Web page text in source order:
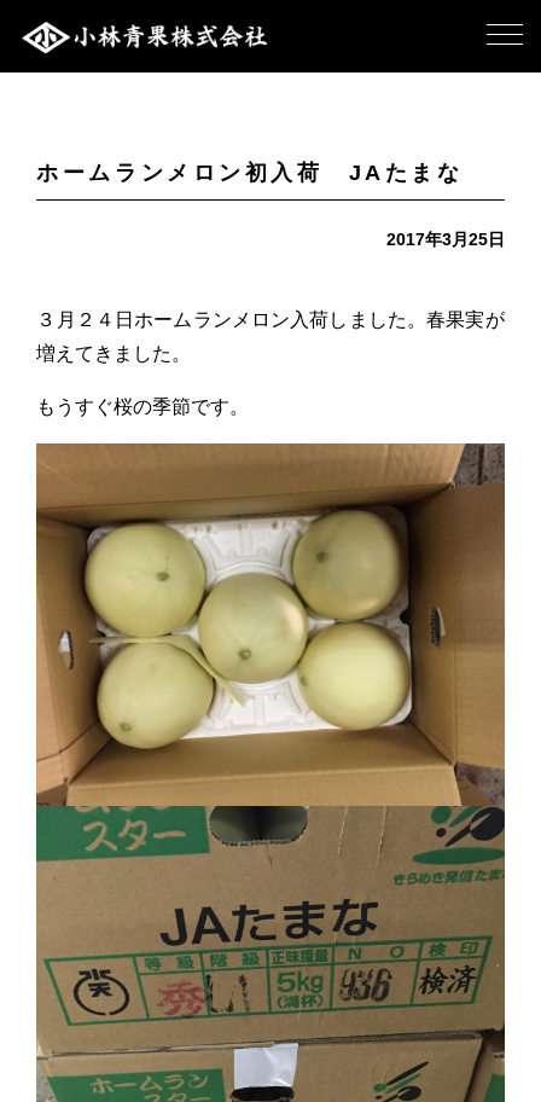
ホームランメロン初入荷 JAたまな
2017年3月25日
３月２４日ホームランメロン入荷しました。春果実が
増えてきました。
もうすぐ桜の季節です。